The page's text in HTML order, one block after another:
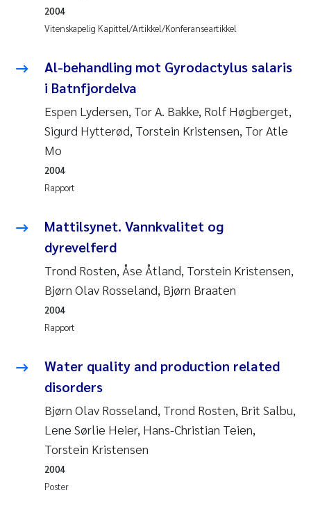
2009
2008
2007
2006
2005
Rolf David Vogt
Sandra Stadniczenko Gran
Anette Engesmo
Maximilian Nawrath
Kathrine Ivsett Johnsen
Line Johanne Barkved
Pawel Krzeminski
Chiara Consolaro
Frode Sundnes
Andrew Luke King
Ian Allan
Vitenskapelig Kapittel/Artikkel/Konferanseartikkel
2004
Al-behandling mot Gyrodactylus salaris
i Batnfjordelva
Espen Lydersen, Tor A. Bakke, Rolf Høgberget,
Sigurd Hytterød, Torstein Kristensen, Tor Atle
Mo
Rapport
2004
Mattilsynet. Vannkvalitet og
dyrevelferd
Trond Rosten, Åse Åtland, Torstein Kristensen,
Bjørn Olav Rosseland, Bjørn Braaten
Rapport
2004
Water quality and production related
disorders
Bjørn Olav Rosseland, Trond Rosten, Brit Salbu,
Lene Sørlie Heier, Hans-Christian Teien,
Torstein Kristensen
Poster
2004